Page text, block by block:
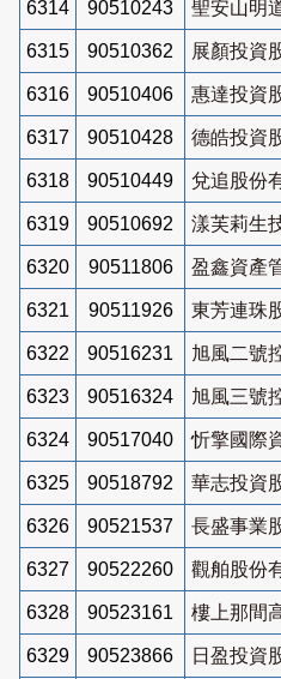
6314 90510243 聖安山明
6315 90510362 展顏投資
6316 90510406 惠達投資
6317 90510428 德皓投資
6318 90510449 兌追股份
6319 90510692 漾芙莉生
6320 90511806 盈鑫資產
6321 90511926 東芳連珠
6322 90516231 旭風二號
6323 90516324 旭風三號
6324 90517040 忻擎國際
6325 90518792 華志投資
6326 90521537 長盛事業
6327 90522260 觀舶股份
6328 90523161 樓上那間
6329 90523866 日盈投資